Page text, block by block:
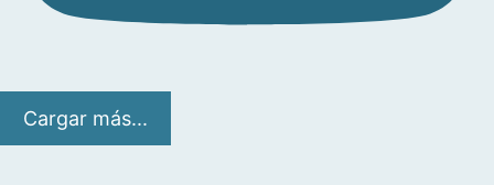
Cargar más...